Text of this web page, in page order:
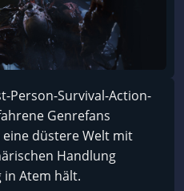
Person-Survival-Action-
Genrefans
düstere Welt mit
Handlung
in Atem hält.